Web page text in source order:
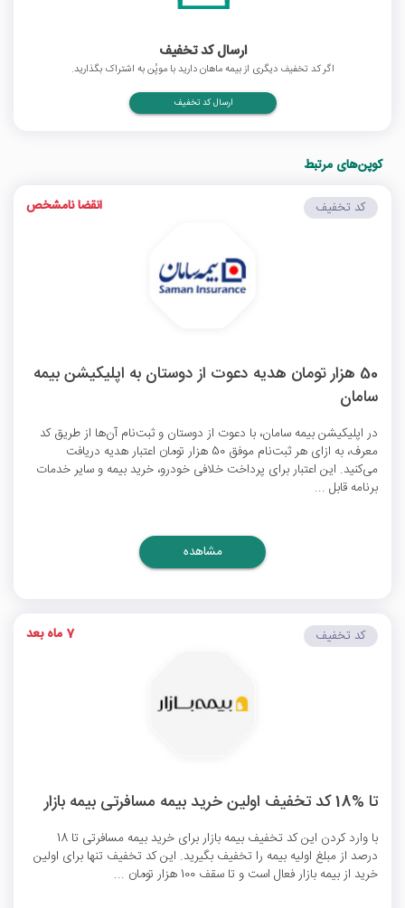
ارسال کد تخفیف
اگر کد تخفیف دیگری از بیمه ماهان دارید با موپُن به اشتراک بگذارید.
ارسال کد تخفیف
کوپن‌های مرتبط
50 هزار تومان هدیه دعوت از دوستان به اپلیکیشن بیمه
سامان
در اپلیکیشن بیمه سامان، با دعوت از دوستان و ثبت‌نام آن‌ها از طریق کد
معرف، به ازای هر ثبت‌نام موفق 50 هزار تومان اعتبار هدیه دریافت
می‌کنید. این اعتبار برای پرداخت خلافی خودرو، خرید بیمه و سایر خدمات
برنامه قابل ...
کد تخفیف انقضا نامشخص
مشاهده
تا %18 کد تخفیف اولین خرید بیمه مسافرتی بیمه بازار
با وارد کردن این کد تخفیف بیمه بازار برای خرید بیمه مسافرتی تا 18
درصد از مبلغ اولیه بیمه را تخفیف بگیرید. این کد تخفیف تنها برای اولین
خرید از بیمه بازار فعال است و تا سقف 100 هزار تومان ...
کد تخفیف 7 ماه بعد